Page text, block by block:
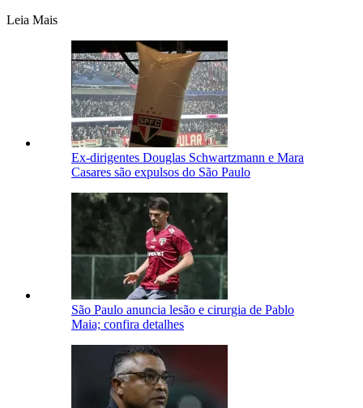
Leia Mais
Ex-dirigentes Douglas Schwartzmann e Mara
Casares são expulsos do São Paulo
São Paulo anuncia lesão e cirurgia de Pablo
Maia; confira detalhes